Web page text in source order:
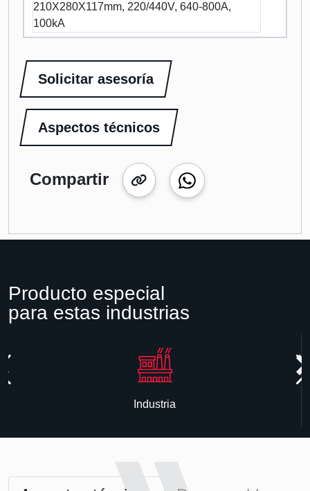
210X280X117mm, 220/440V, 640-800A,
100kA
Solicitar asesoría
Aspectos técnicos
Compartir
Producto especial
para estas industrias
Industria